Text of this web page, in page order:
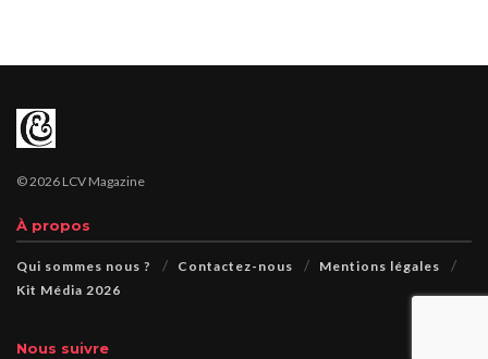
© 2026 LCV Magazine
À propos
Qui sommes nous ? Contactez-nous
Mentions légales
Kit Média 2026
Nous suivre